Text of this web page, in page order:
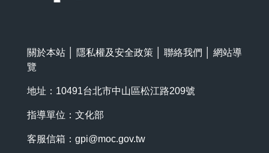
關於本站 隱私權及安全政策 聯絡我們
網站導
覽
地址：10491台北市中山區松江路209號
指導單位：文化部
客服信箱： gpi@moc.gov.tw